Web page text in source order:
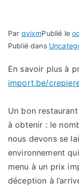
Par qvixmPublié le
Publié dans
En savoir plus à
import.be/
Un bon
à obtenir : le
nous devons se
environnement
menu à un prix
déception à